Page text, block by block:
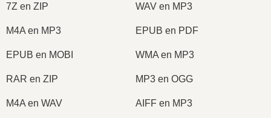
7Z en ZIP WAV en MP3
M4A en MP3 EPUB en PDF
EPUB en MOBI WMA en MP3
RAR en ZIP MP3 en OGG
M4A en WAV AIFF en MP3